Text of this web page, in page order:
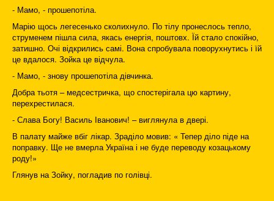
- Мамо, - прошепотіла.
Марію щось легесенько сколихнуло. По тілу пронеслось тепло,
струменем пішла сила, якась енергія, поштовх. Їй стало спокійно,
затишно. Очі відкрились самі. Вона спробувала поворухнутись і їй
це вдалося. Зойка це відчула.
- Мамо, - знову прошепотіла дівчинка.
Добра тьотя – медсестричка, що спостерігала цю картину,
перехрестилася.
- Слава Богу! Василь Іванович! – виглянула в двері.
В палату майже вбіг лікар. Зраділо мовив: « Тепер діло піде на
поправку. Ще не вмерла Україна і не буде переводу козацькому
роду!»
Глянув на Зойку, погладив по голівці.